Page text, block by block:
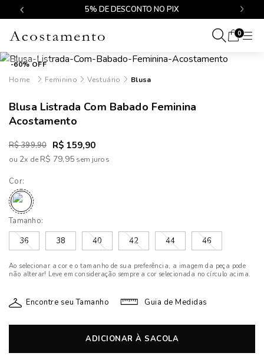
5% DE DESCONTO NO PIX
0
-60% OFF
Feminino
Vestuário Blusa
Blusa Listrada Com Babado Feminina
Acostamento
R$ 399,90 R$ 159,90
ou 2x deR$ 79,95
Cor:
Tamanho:
36
38 40 42 44 46
Ao selecionar a cor e o tamanho de sua preferência, a imagem da peça pode
não alterar! Leve em consideração sempre a cor selecionada no círculo acima.
Encontre seu Tamanho Guia de Medidas
ADICIONAR À SACOLA